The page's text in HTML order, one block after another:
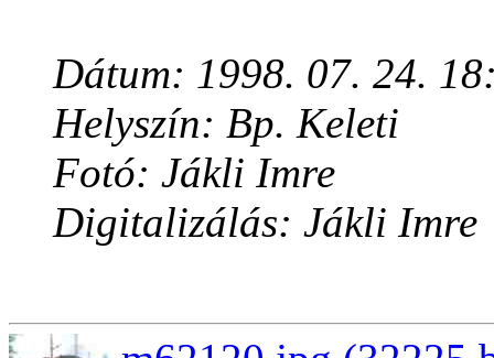
Dátum: 1998. 07. 24.
Helyszín: Bp. Keleti
Fotó: Jákli Imre
Digitalizálás: Jákli Imre